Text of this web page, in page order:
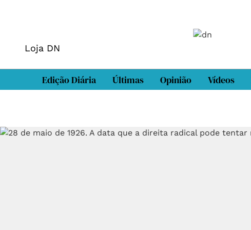
Loja DN
Edição Diária Últimas Opinião Vídeos